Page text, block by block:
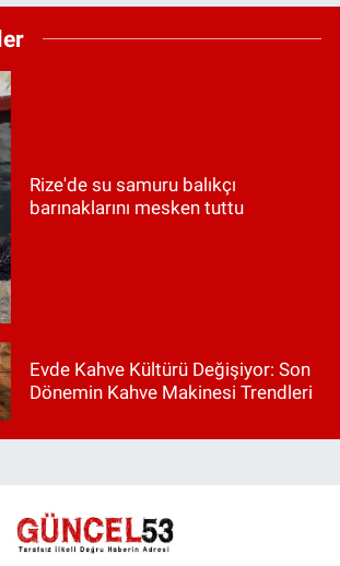
Rize'de su samuru balıkçı
barınaklarını mesken tuttu
Evde Kahve Kültürü Değişiyor: Son
Dönemin Kahve Makinesi Trendleri